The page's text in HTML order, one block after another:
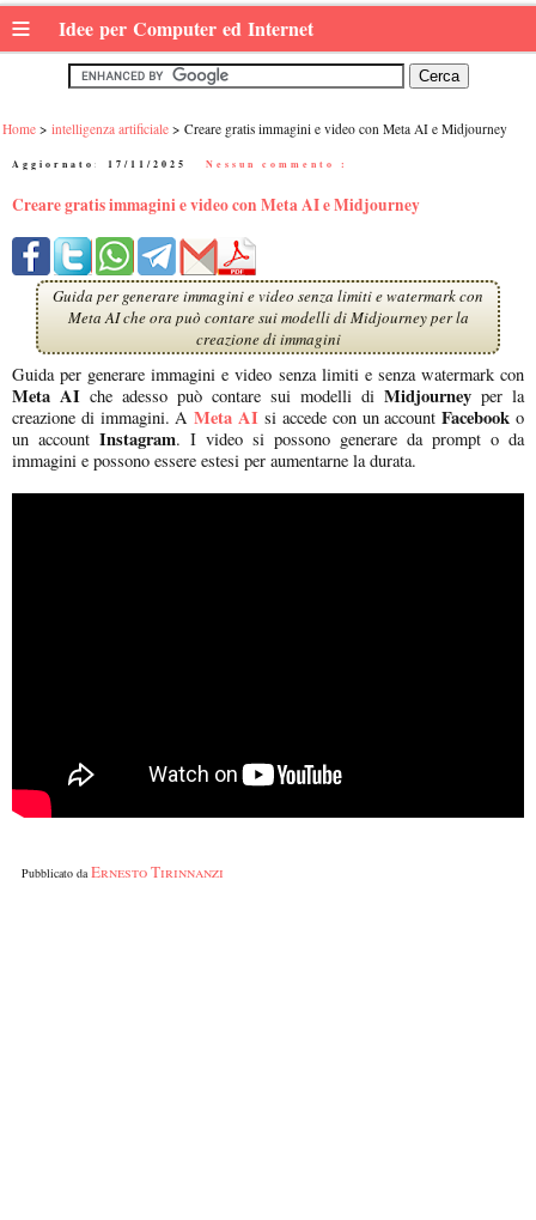
≡ Idee per Computer ed Internet
Home intelligenza artificiale Creare gratis immagini e video con Meta AI e Midjourney
Aggiornato: 17/11/2025 Nessun commento :
Creare gratis immagini e video con Meta AI e Midjourney
Guida per generare immagini e video senza limiti e watermark con
Meta AI che ora può contare sui modelli di Midjourney per la
creazione di immagini
Guida per generare immagini e video senza limiti e senza watermark con
Meta AI che adesso può contare sui modelli di Midjourney per la
creazione di immagini. AMeta AIsi accede con un account Facebooko
un account Instagram. I video si possono generare da prompt o da
immagini e possono essere estesi per aumentarne la durata.
Pubblicato da Ernesto Tirinnanzi